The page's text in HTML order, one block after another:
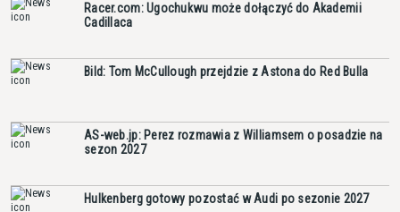
Racer.com: Ugochukwu może dołączyć do Akademii
Cadillaca
Bild: Tom McCullough przejdzie z Astona do Red Bulla
AS-web.jp: Perez rozmawia z Williamsem o posadzie na
sezon 2027
Hulkenberg gotowy pozostać w Audi po sezonie 2027